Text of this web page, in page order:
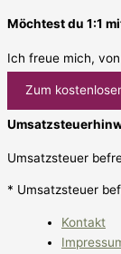
Möchtest du 1:1
Ich freue mich,
Zum
Umsatzsteuer
* Umsatzsteuer
Kontakt